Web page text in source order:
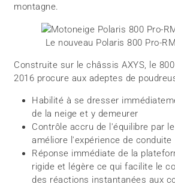
montagne.
Le nouveau Polaris 800 Pro-
Construite sur le châssis AXYS, le
2016 procure aux adeptes de
Habilité à se dresser
de la neige et y demeurer
Contrôle accru de l'équilibre par
améliore l'expérience de conduite
Réponse immédiate de la
rigide et légère ce qui facilite le
des réactions instantanées aux